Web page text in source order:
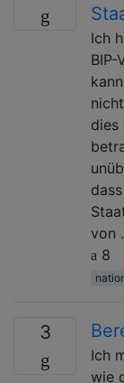
Ich
dies
von
8
3
Ich
wie